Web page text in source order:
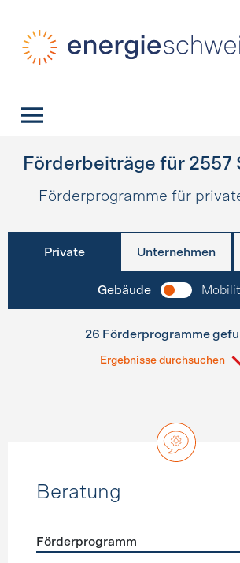
Förderbeiträge für 2557
Förderprogramme für
Private Unternehmen
Gebäude
26 Förderprogramme
Ergebnisse durchsuchen
Beratung
Förderprogramm